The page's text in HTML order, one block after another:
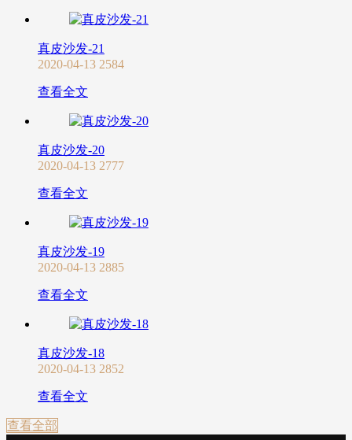
真皮沙发-21
2020-04-13 2584
查看全文
真皮沙发-20
2020-04-13 2777
查看全文
真皮沙发-19
2020-04-13 2885
查看全文
真皮沙发-18
2020-04-13 2852
查看全文
查看全部